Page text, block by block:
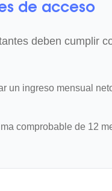
de acceso
deben cumplir
un ingreso mensual
comprobable de 12